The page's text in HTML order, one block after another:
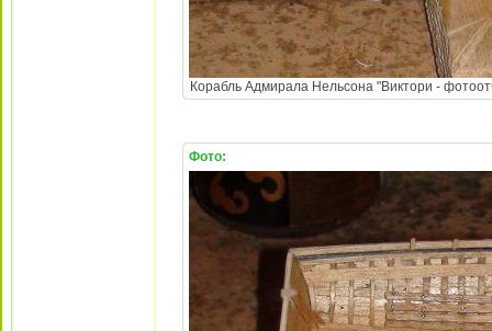
Корабль Адмирала Нельсона "Виктори -
Фото: